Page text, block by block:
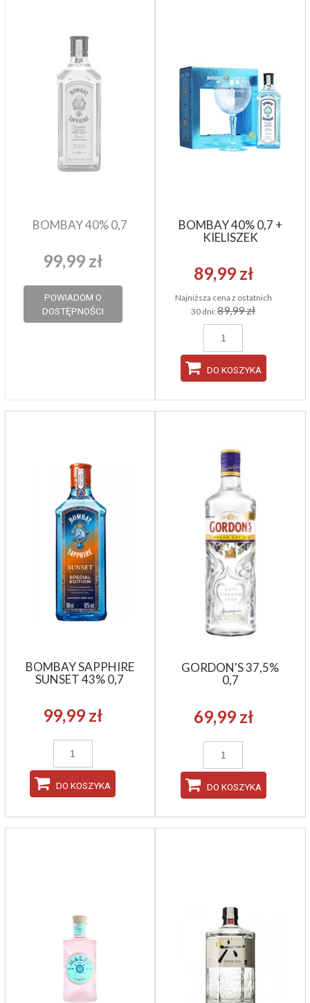
BOMBAY 40% 0,7
99,99 zł
POWIADOM O
DOSTĘPNOŚCI
BOMBAY 40% 0,7 +
KIELISZEK
89,99 zł
Najniższa cena z ostatnich
30 dni:89,99 zł
DO KOSZYKA
BOMBAY SAPPHIRE
SUNSET 43% 0,7
99,99 zł
DO KOSZYKA
GORDON'S 37,5%
0,7
69,99 zł
DO KOSZYKA